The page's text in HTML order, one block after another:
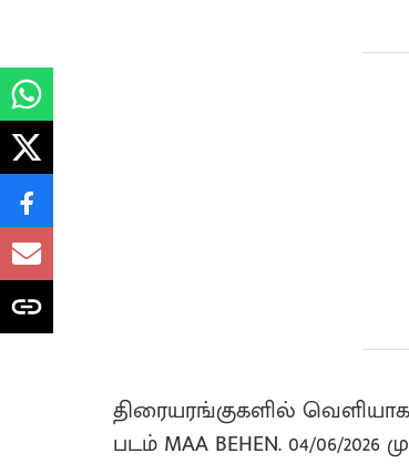
திரையரங்குகளில்
படம் MAA BEHEN. 04/06/